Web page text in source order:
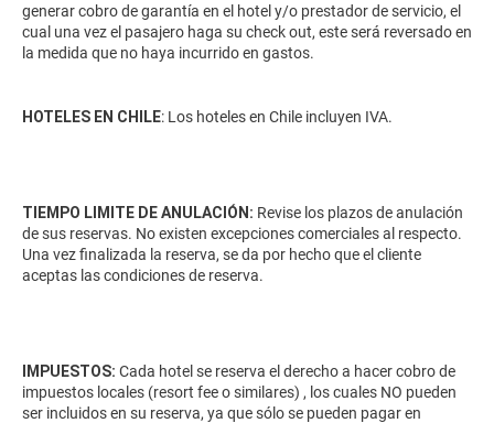
generar cobro de garantía en el hotel y/o prestador de servicio, el
cual una vez el pasajero haga su check out, este será reversado en
la medida que no haya incurrido en gastos.
HOTELES EN CHILE: Los hoteles en Chile incluyen IVA.
TIEMPO LIMITE DE ANULACIÓN: Revise los plazos de anulación
de sus reservas. No existen excepciones comerciales al respecto.
Una vez finalizada la reserva, se da por hecho que el cliente
aceptas las condiciones de reserva.
IMPUESTOS: Cada hotel se reserva el derecho a hacer cobro de
impuestos locales (resort fee o similares) , los cuales NO pueden
ser incluidos en su reserva, ya que sólo se pueden pagar en